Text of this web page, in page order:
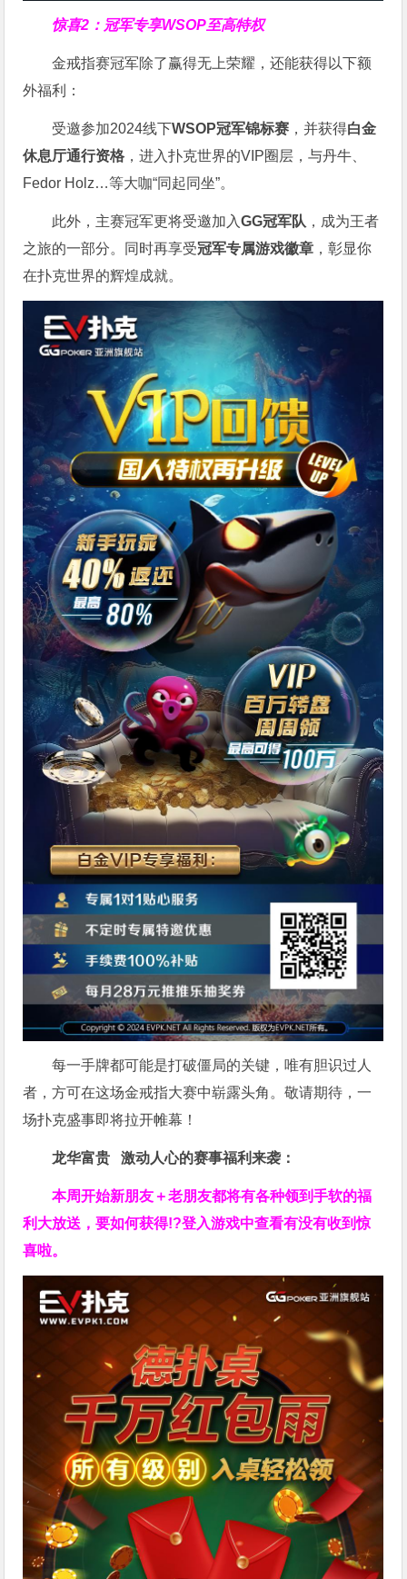
惊喜2：冠军专享WSOP至高特权
金戒指赛冠军除了赢得无上荣耀，还能获得以下额
外福利：
受邀参加2024线下WSOP冠军锦标赛 ，并获得白金
休息厅通行资格 ，进入扑克世界的VIP圈层，与丹牛、
Fedor Holz…等大咖“同起同坐”。
此外，主赛冠军更将受邀加入GG冠军队 ，成为王者
之旅的一部分。同时再享受冠军专属游戏徽章 ，彰显你
在扑克世界的辉煌成就。
每一手牌都可能是打破僵局的关键，唯有胆识过人
者，方可在这场金戒指大赛中崭露头角。敬请期待，一
场扑克盛事即将拉开帷幕！
龙华富贵 激动人心的赛事福利来袭：
本周开始新朋友＋老朋友都将有各种领到手软的福
利大放送，要如何获得!?登入游戏中查看有没有收到惊
喜啦。